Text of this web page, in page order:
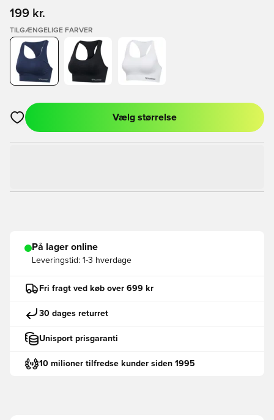
199 kr.
TILGÆNGELIGE FARVER
Åbner en Modal til at logge ind eller tilmelde dig som medlem
Vælg størrelse
På lager online
Leveringstid: 1-3 hverdage
Fri fragt ved køb over 699 kr
30 dages returret
Unisport prisgaranti
10 milioner tilfredse kunder siden 1995